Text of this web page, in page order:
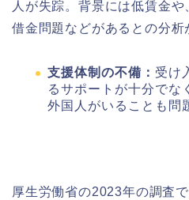
人が失踪。背景には低賃金
借金問題などがあるとの分析
支援体制の不備： 受け
るサポートが十分でな
外国人がいることも問
厚生労働省の2023年の調査